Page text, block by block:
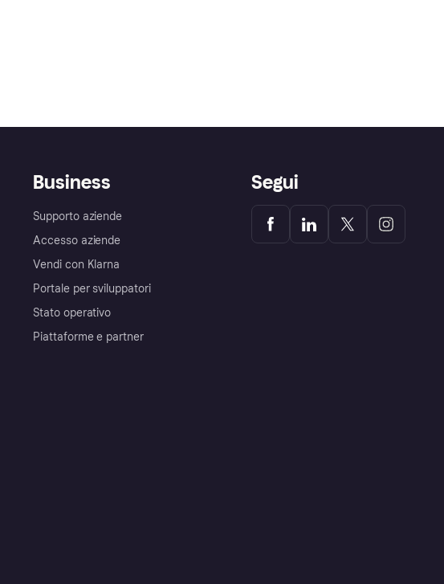
Business
Supporto aziende
Accesso aziende
Vendi con Klarna
Portale per sviluppatori
Stato operativo
Piattaforme e partner
Segui